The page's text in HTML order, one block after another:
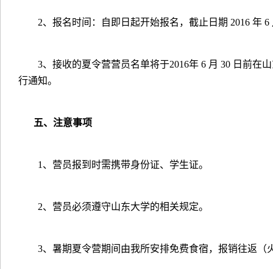
2、报名时间：自即日起开始报名，截止日期 2016 年 6
3、接收的夏令营营员名单将于2016年 6 月 30 日前在
行通知。
五、注意事项
1 、营员报到时需携带身份证、学生证。
2、营员必须遵守山东大学的相关规定。
3、暑期夏令营期间由我所安排免费食宿，报销往返（